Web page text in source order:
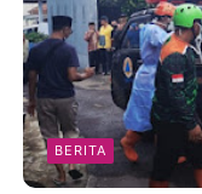
BERITA